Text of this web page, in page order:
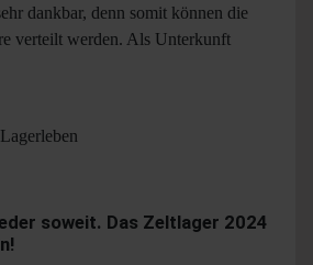
dankbar, denn somit können die
verteilt werden. Als Unterkunft
soweit. Das Zeltlager 2024